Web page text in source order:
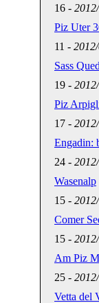
16 -
Piz Uter
11 -
Sass
19 -
Piz
17 -
Engadin:
24 -
Wasenalp
15 -
Comer
15 -
Am Piz
25 -
Vetta del